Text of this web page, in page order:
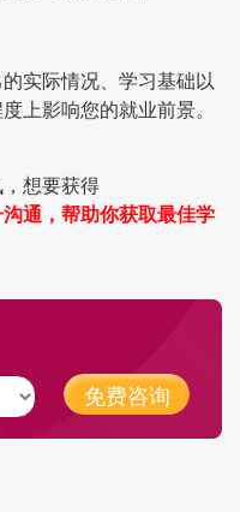
实际情况、学习基础以
上影响您的就业前景。
想要获得
通，帮助你获取最佳学
免费咨询